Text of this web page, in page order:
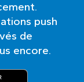
push
de
encore.